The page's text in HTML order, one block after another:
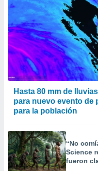
Hasta 80 mm de
para nuevo evento de
para la población
“No
Science
fueron